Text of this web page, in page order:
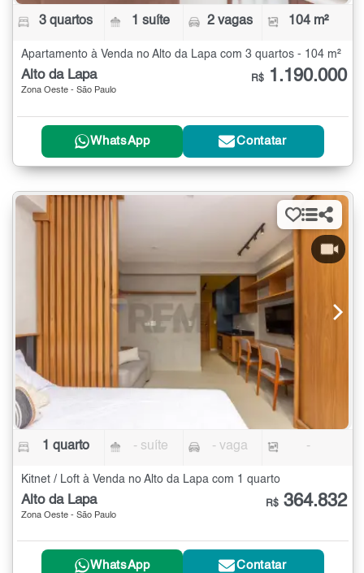
3 quartos 1 suíte 2 vagas 104 m²
Apartamento à Venda no Alto da Lapa com 3 quartos - 104 m²
Alto da Lapa
Zona Oeste - São Paulo
R$ 1.190.000
WhatsApp Contatar
1 quarto - suíte - vaga -
Kitnet / Loft à Venda no Alto da Lapa com 1 quarto
Alto da Lapa
Zona Oeste - São Paulo
R$ 364.832
WhatsApp Contatar